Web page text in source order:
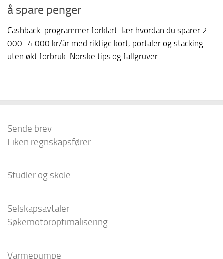
å spare penger
Cashback-programmer forklart: lær hvordan du sparer 2
000–4 000 kr/år med riktige kort, portaler og stacking –
uten økt forbruk. Norske tips og fallgruver.
Sende brev
Fiken regnskapsfører
Studier og skole
Selskapsavtaler
Søkemotoroptimalisering
Varmepumpe